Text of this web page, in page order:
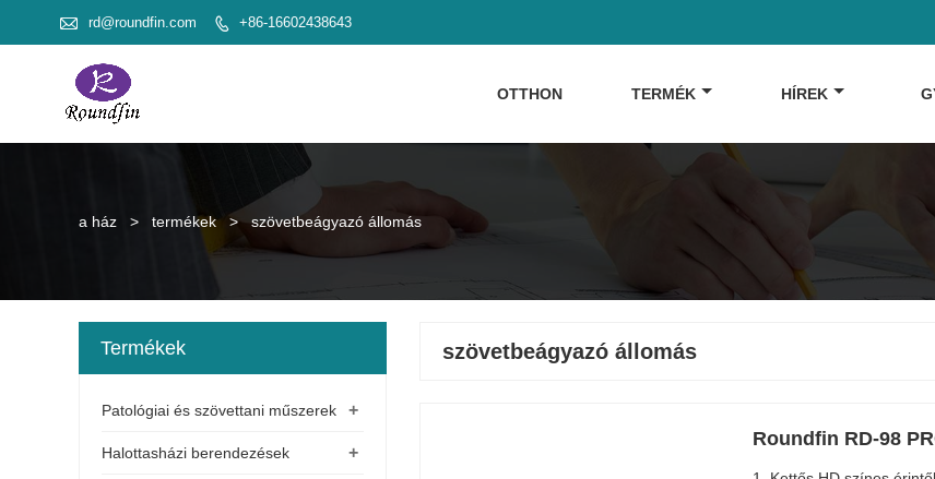
 rd@roundfin.com  +86-16602438643
OTTHON TERMÉK HÍREK
a ház > termékek > szövetbeágyazó állomás
szövetbeágyazó állomás
Roundfin RD-98
Termékek
+
Patológiai és szövettani műszerek
+
Halottasházi berendezések